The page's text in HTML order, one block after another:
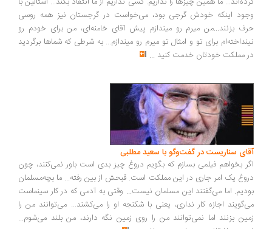
اینکه خودش گرجی بود، می‌خواست در گرجستان نیز همه روسی
بزنند...من میرم رو میندازم پیش آقای خامنه‌ای، من برای خودم رو
برای تو و امثال تو میرم رو میندازم... به شرطی که شماها برگردید
مملکت خودتان خدمت کنید...
سناریست در گفت‌وگو با سعید مطلبی
بخواهم فیلمی بسازم که بگویم دروغ چیز بدی است باور نمی‌کنند، چون
یک امر جاری در این مملکت است. قبحش از بین رفته... ما بچه‌مسلمان
اما می‌گفتند این مسلمان نیست... وقتی به آدمی که در کار سینماست
اجازه کار نداری، یعنی با شکنجه او را می‌کشند... می‌توانند من را
بزنند اما نمی‌توانند من را روی زمین نگه دارند، من بلند می‌شوم...